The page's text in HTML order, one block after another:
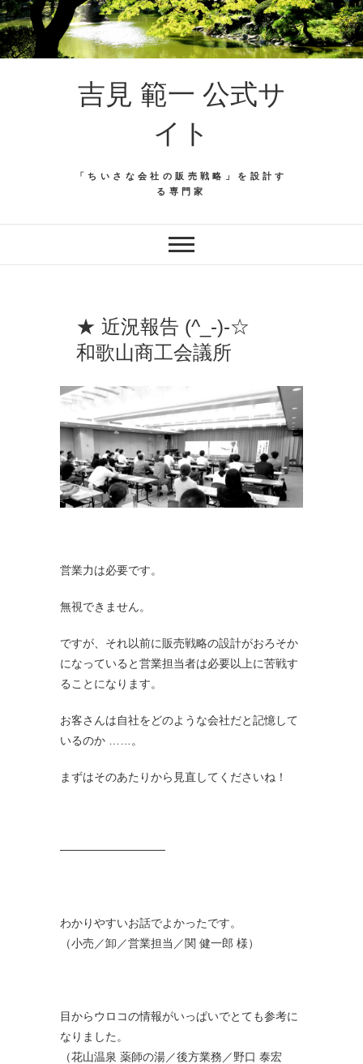
吉見 範一 公式サ
イト
「ちいさな会社の販売戦略」を設計す
る専門家
★ 近況報告 (^_-)-☆
和歌山商工会議所
営業力は必要です。
無視できません。
ですが、それ以前に販売戦略の設計がおろそか
になっていると営業担当者は必要以上に苦戦す
ることになります。
お客さんは自社をどのような会社だと記憶して
いるのか ……。
まずはそのあたりから見直してくださいね！
─────────────
わかりやすいお話でよかったです。
（小売／卸／営業担当／関 健一郎 様）
目からウロコの情報がいっぱいでとても参考に
なりました。
（花山温泉 薬師の湯／後方業務／野口 泰宏